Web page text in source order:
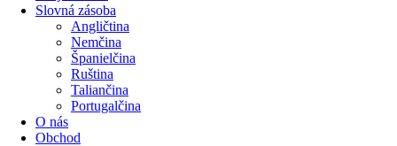
Slovná zásoba
Angličtina
Nemčina
Španielčina
Ruština
Taliančina
Portugalčina
O nás
Obchod